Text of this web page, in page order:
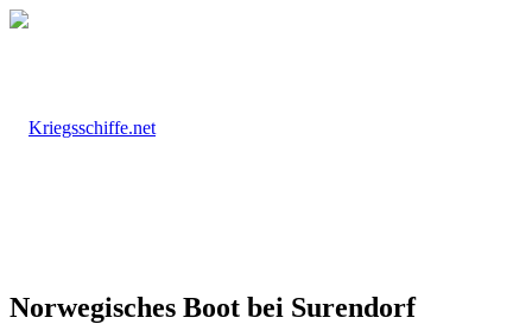
Norwegisches Boot bei Surendorf